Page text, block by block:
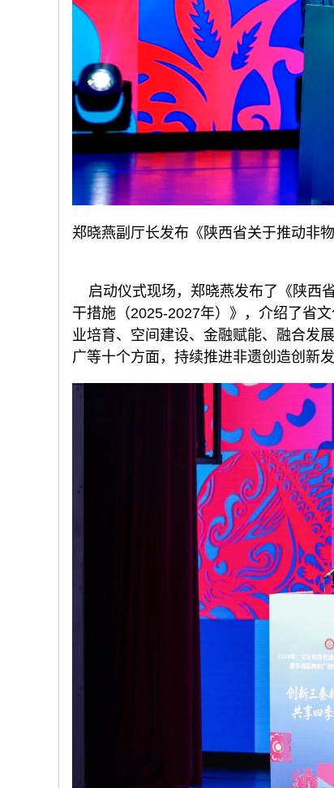
郑晓燕副厅长发布《陕西省关于推动非
启动仪式现场，郑晓燕发布了《陕西
干措施（2025-2027年）》，介绍了省
业培育、空间建设、金融赋能、融合发
广等十个方面，持续推进非遗创造创新